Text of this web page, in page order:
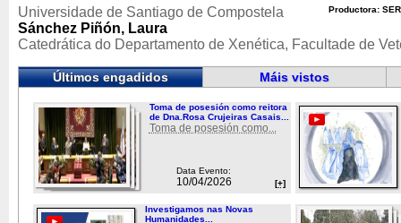
Productora:
Universidade de Santiago de Compostela
Sánchez Piñón, Laura
Catedrática do Departamento de Xenética, Facultade de
Últimos engadidos Máis vistos
Toma de posesión como reitora
de Dna.Rosa Crujeiras Casais...
Toma de posesión como...
Data Evento:
10/04/2026 [+]
Investigamos nas Novas
Humanidades...